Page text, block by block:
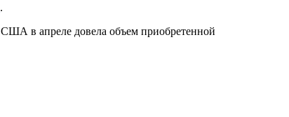
.
в апреле довела объем приобретенной